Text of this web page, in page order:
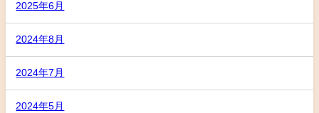
2025年6月
2024年8月
2024年7月
2024年5月